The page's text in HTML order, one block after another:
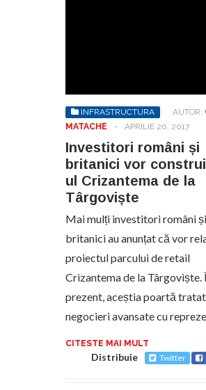
INFRASTRUCTURA AUTOR:
MATACHE
- APRILIE 20, 2017
Investitori români și
britanici vor
ul Crizantema de la
Târgoviște
Mai mulți investitori români și
britanici au anunțat că vor
proiectul parcului de retail
Crizantema de la Târgoviște.
prezent, aceștia poartă
negocieri avansate cu
CITESTE MAI MULT
Distribuie Twitter